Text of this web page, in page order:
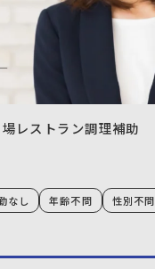
場レストラン調理補助
なし 年齢不問 性別不問